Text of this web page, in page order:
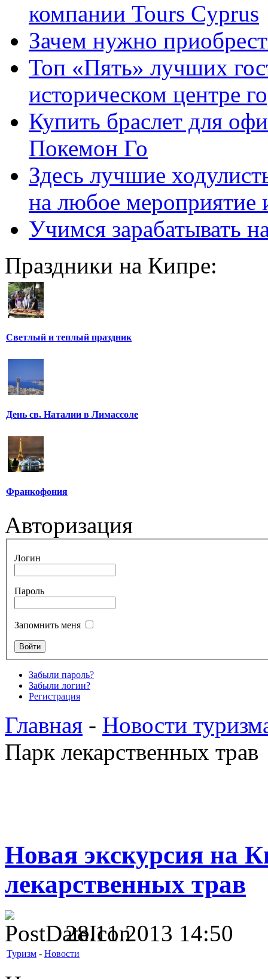
компании Tours Cyprus
Зачем нужно
Топ «Пять» лучших
историческом центре
Купить браслет для
Покемон Го
Здесь лучшие
на любое мероприятие
Учимся зарабатывать
Праздники на Кипре:
Светлый и теплый праздник
День св. Наталии в Лимассоле
Франкофония
Авторизация
Логин
Пароль
Запомнить меня
Забыли пароль?
Забыли логин?
Регистрация
Главная - Новости
Парк лекарственных трав
Новая экскурсия на
лекарственных трав
28.11.2013 14:50
Туризм - Новости